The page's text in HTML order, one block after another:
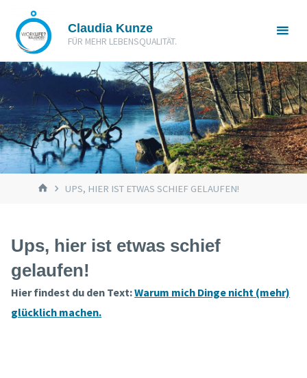
Inhalt
springen
Claudia Kunze
FÜR MEHR LEBENSQUALITÄT.
STARTUPS, HIER IST ETWAS SCHIEF GELAUFEN!
Ups, hier ist etwas schief
gelaufen!
Hier findest du den Text:Warum mich Dinge nicht (mehr)
glücklich machen.